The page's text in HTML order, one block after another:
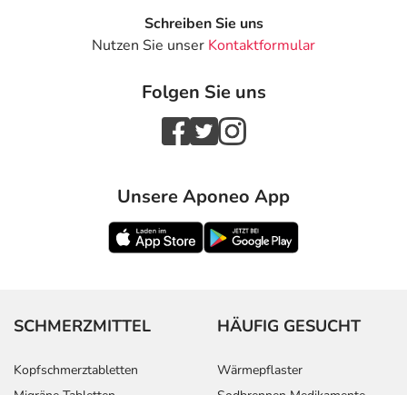
Schreiben Sie uns
Nutzen Sie unser Kontaktformular
Folgen Sie uns
Unsere Aponeo App
SCHMERZMITTEL
Kopfschmerztabletten
HÄUFIG GESUCHT
Wärmepflaster